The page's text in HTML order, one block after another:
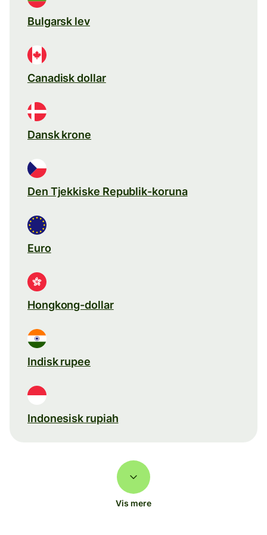
Bulgarsk lev
Canadisk dollar
Dansk krone
Den Tjekkiske Republik-koruna
Euro
Hongkong-dollar
Indisk rupee
Indonesisk rupiah
Vis mere